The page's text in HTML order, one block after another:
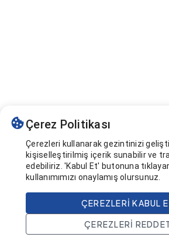
Çerez Politikası
Çerezleri kullanarak gezintinizi
kişiselleştirilmiş içerik sunabilir ve
edebiliriz. 'Kabul Et' butonuna
kullanımımızı onaylamış olursunuz.
ÇEREZLERI KABUL
ÇEREZLERI